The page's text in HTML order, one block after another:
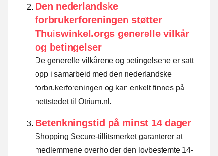
Den nederlandske
forbrukerforeningen støtter
Thuiswinkel.orgs generelle vilkår
og betingelser
De generelle vilkårene og betingelsene er satt
opp i samarbeid med den nederlandske
forbrukerforeningen og kan enkelt finnes på
nettstedet til Otrium.nl.
Betenkningstid på minst 14 dager
Shopping Secure-tillitsmerket garanterer at
medlemmene overholder den lovbestemte 14-